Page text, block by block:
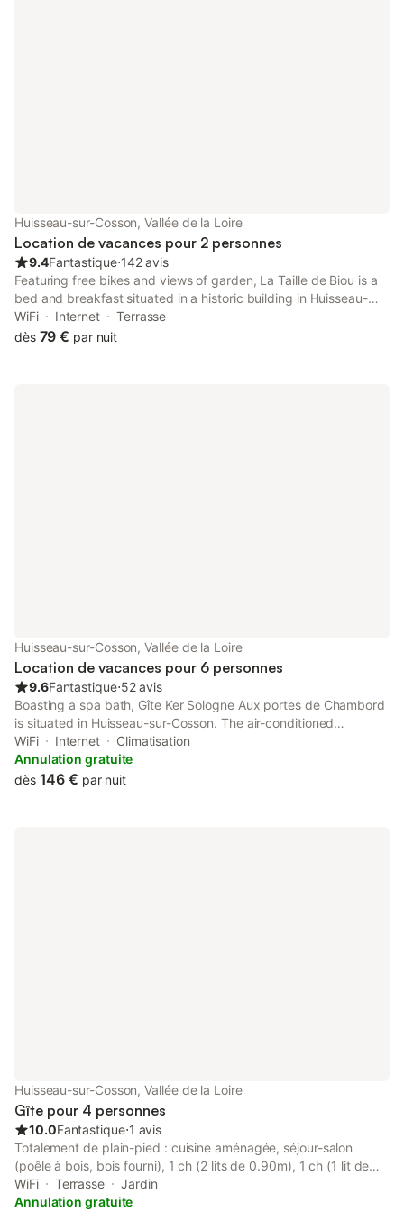
Huisseau-sur-Cosson, Vallée de la Loire
Location de vacances pour 2 personnes
9.4Fantastique⋅142 avis
Featuring free bikes and views of garden, La Taille de Biou is a
bed and breakfast situated in a historic building in Huisseau-
sur-Cosson, 6.2 km from Château de Chambord. This property
offers access to a terrace and free private parking.
WiFi Internet
Terrasse
dès 79 € par nuit
Huisseau-sur-Cosson, Vallée de la Loire
Location de vacances pour 6 personnes
9.6Fantastique⋅52 avis
Boasting a spa bath, Gîte Ker Sologne Aux portes de Chambord
is situated in Huisseau-sur-Cosson. The air-conditioned
accommodation is 5.9 km from Château de Chambord, and
guests can benefit from private parking available on site and
free WiFi.
WiFi Internet
Climatisation
Annulation gratuite
dès 146 € par nuit
Huisseau-sur-Cosson, Vallée de la Loire
Gîte pour 4 personnes
10.0Fantastique⋅1 avis
Totalement de plain-pied : cuisine aménagée, séjour-salon
(poêle à bois, bois fourni), 1 ch (2 lits de 0.90m), 1 ch (1 lit de
1.40m), salle d'eau, WC indépendants, espace bureau avec 1 lit
d'appoint 1 personne. Chauffage électrique inclus. Belle terrasse
WiFi Terrasse
Jardin
Annulation gratuite